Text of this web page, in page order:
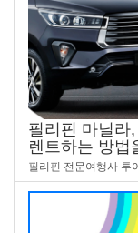
필리핀 마닐라
렌트하는 방법
필리핀 전문여행사 투